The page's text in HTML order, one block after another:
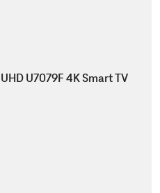
U7079F 4K Smart TV